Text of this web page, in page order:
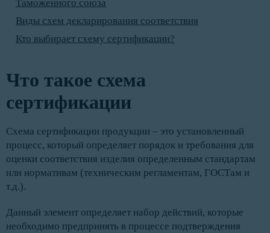
Таможенного союза
Виды схем декларирования соответствия
Кто выбирает схему сертификации?
Что такое схема
сертификации
Схема сертификации продукции – это установленный
процесс, который определяет порядок и требования для
оценки соответствия изделия определенным стандартам
или нормативам (техническим регламентам, ГОСТам и
т.д.).
Данный элемент определяет набор действий, которые
необходимо предпринять в процессе подтверждения